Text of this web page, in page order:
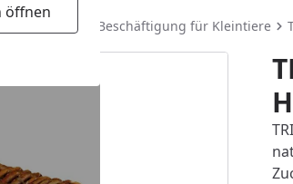
öffnen
Spiel & Beschäftigung für Kleintiere